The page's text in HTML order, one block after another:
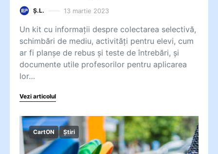
Ș.L. 13 martie 2023
Un kit cu informații despre colectarea selectivă,
schimbări de mediu, activități pentru elevi, cum
ar fi planșe de rebus și teste de întrebări, și
documente utile profesorilor pentru aplicarea
lor…
Vezi articolul
CartON Știri